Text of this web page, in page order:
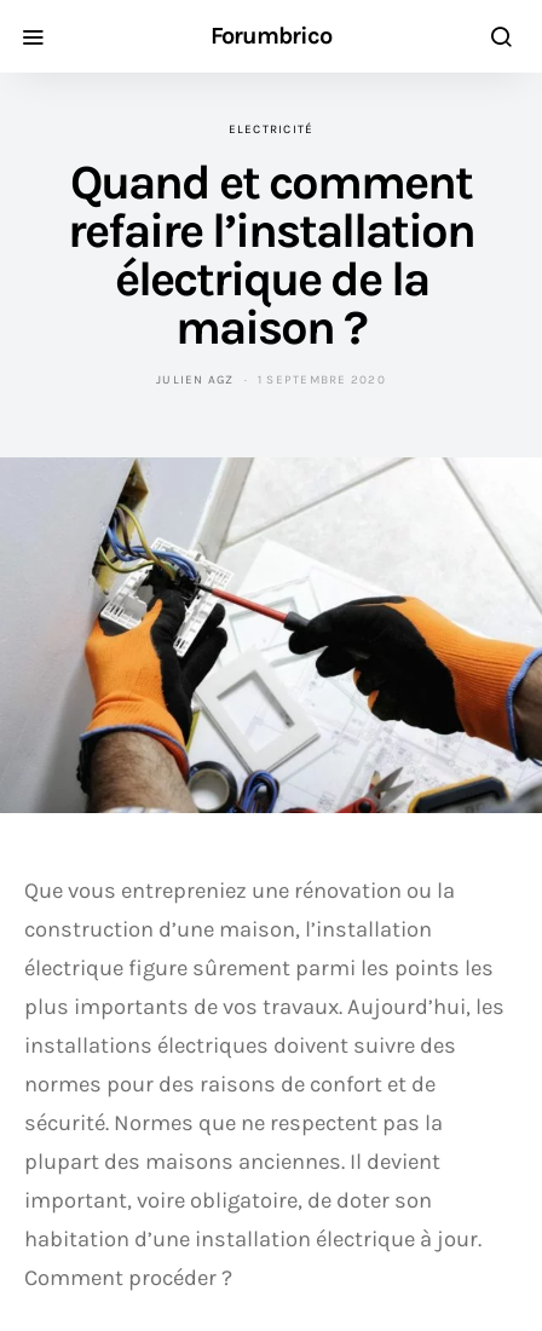
Forumbrico
ELECTRICITÉ
Quand et comment
refaire l’installation
électrique de la
maison ?
JULIEN AGZ 1 SEPTEMBRE 2020
Que vous entrepreniez une rénovation ou la
construction d’une maison, l’installation
électrique figure sûrement parmi les points les
plus importants de vos travaux. Aujourd’hui, les
installations électriques doivent suivre des
normes pour des raisons de confort et de
sécurité. Normes que ne respectent pas la
plupart des maisons anciennes. Il devient
important, voire obligatoire, de doter son
habitation d’une installation électrique à jour.
Comment procéder ?